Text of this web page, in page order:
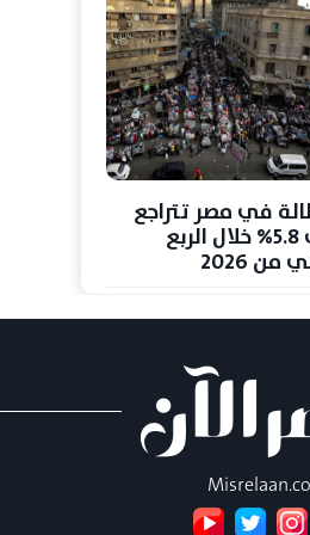
في مصر تتراجع
إلى 5.8% خلال الربع
من 2026